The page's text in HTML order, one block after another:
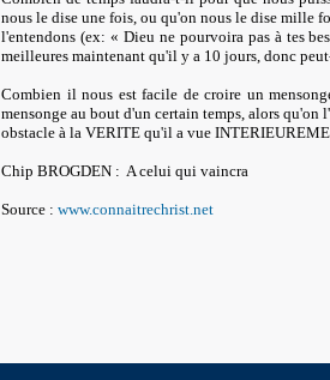
nous le dise une fois, ou qu'on nous le dise mille
l'entendons (ex: « Dieu ne pourvoira pas à tes
meilleures maintenant qu'il y a 10 jours, donc
Combien il nous est facile de croire un
mensonge au bout d'un certain temps, alors
obstacle à la VERITE qu'il a vue
Chip BROGDEN : A celui qui vaincra
Source : www.connaitrechrist.net